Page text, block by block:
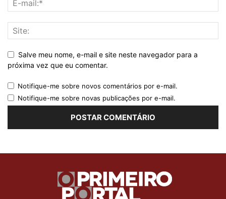
Salve meu nome, e-mail e site neste navegador para a
próxima vez que eu comentar.
Notifique-me sobre novos comentários por e-mail.
Notifique-me sobre novas publicações por e-mail.